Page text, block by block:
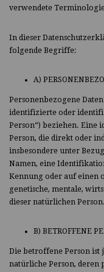
verwendete
In dieser
folgende Begriffe:
A)
Personenbezogene
identifizierte oder
Person“) beziehen. Eine
Person, die direkt oder
insbesondere unter
Namen, eine
Kennung oder auf einen
genetische, mentale,
dieser natürlichen Person.
B) BETROFFENE
Die betroffene Person
natürliche Person, deren